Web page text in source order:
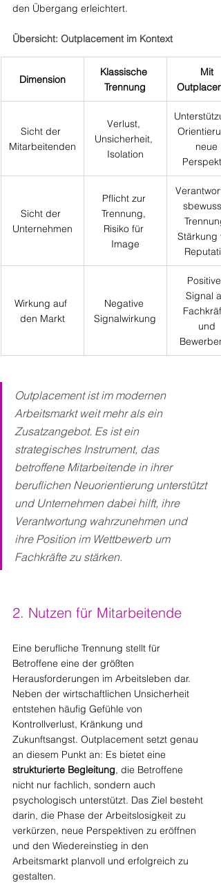
den Übergang erleichtert.
Übersicht: Outplacement im Kontext
Dimension
Klassische
Trennung
Mit
Sicht der
Mitarbeitenden
Verlust,
Unsicherheit,
Isolation
neue
Sicht der
Unternehmen
Pflicht zur
Trennung,
Risiko für
Image
Stärkung
Wirkung auf
den Markt
Negative
Signalwirkung
Signal
und
Outplacement ist im modernen
Arbeitsmarkt weit mehr als ein
Zusatzangebot. Es ist ein
strategisches Instrument, das
betroffene Mitarbeitende in ihrer
beruflichen Neuorientierung unterstützt
und Unternehmen dabei hilft, ihre
Verantwortung wahrzunehmen und
ihre Position im Wettbewerb um
Fachkräfte zu stärken.
2. Nutzen für Mitarbeitende
Eine berufliche Trennung stellt für
Betroffene eine der größten
Herausforderungen im Arbeitsleben dar.
Neben der wirtschaftlichen Unsicherheit
entstehen häufig Gefühle von
Kontrollverlust, Kränkung und
Zukunftsangst. Outplacement setzt genau
an diesem Punkt an: Es bietet eine
strukturierte Begleitung, die Betroffene
nicht nur fachlich, sondern auch
psychologisch unterstützt. Das Ziel besteht
darin, die Phase der Arbeitslosigkeit zu
verkürzen, neue Perspektiven zu eröffnen
und den Wiedereinstieg in den
Arbeitsmarkt planvoll und erfolgreich zu
gestalten.